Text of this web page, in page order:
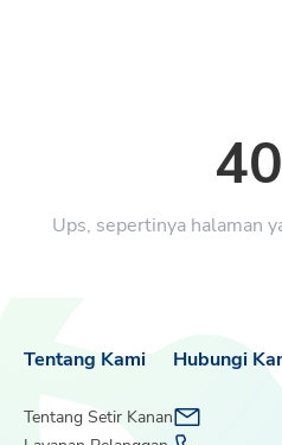
Ups, sepertinya halaman
Tentang Kami
Tentang Setir Kanan
Hubungi